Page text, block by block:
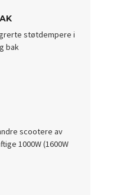
støtdempere i
bak
scootere av
1000W (1600W